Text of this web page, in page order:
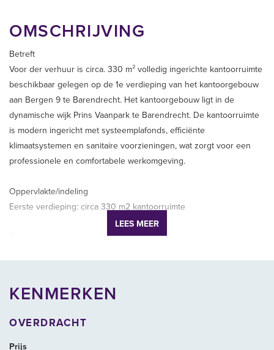
OMSCHRIJVING
Betreft
Voor der verhuur is circa. 330 m² volledig ingerichte kantoorruimte
beschikbaar gelegen op de 1e verdieping van het kantoorgebouw
aan Bergen 9 te Barendrecht. Het kantoorgebouw ligt in de
dynamische wijk Prins Vaanpark te Barendrecht. De kantoorruimte
is modern ingericht met systeemplafonds, efficiënte
klimaatsystemen en sanitaire voorzieningen, wat zorgt voor een
professionele en comfortabele werkomgeving.
Oppervlakte/indeling
Eerste verdieping: circa 330 m2 kantoorruimte
Beschikbaar
Energielabel
LEES MEER
KENMERKEN
OVERDRACHT
Prijs